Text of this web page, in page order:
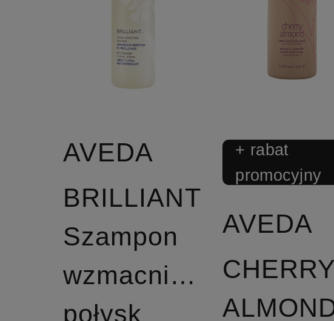
AVEDA
BRILLIANT
Szampon
wzmacniający
połysk
+ rabat
promocyjny
AVEDA
CHERRY